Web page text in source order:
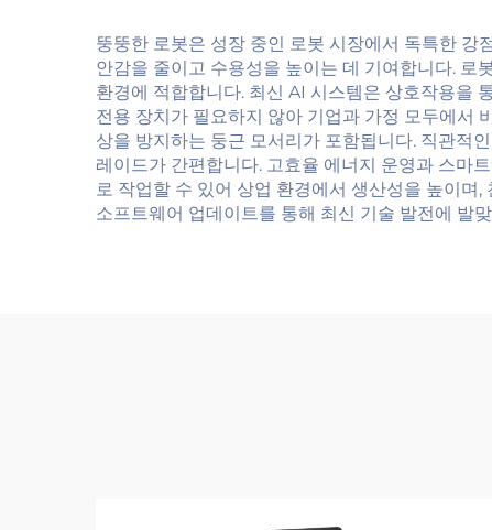
뚱뚱한 로봇은 성장 중인 로봇 시장에서 독특한 강
안감을 줄이고 수용성을 높이는 데 기여합니다.
환경에 적합합니다. 최신 AI 시스템은 상호작용을
전용 장치가 필요하지 않아 기업과 가정 모두에서
상을 방지하는 둥근 모서리가 포함됩니다. 직관적
레이드가 간편합니다. 고효율 에너지 운영과 스마
로 작업할 수 있어 상업 환경에서 생산성을 높이며
소프트웨어 업데이트를 통해 최신 기술 발전에 발